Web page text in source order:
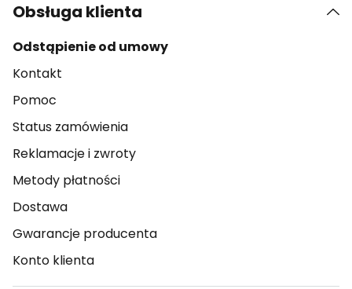
Obsługa klienta
Odstąpienie od umowy
Kontakt
Pomoc
Status zamówienia
Reklamacje i zwroty
Metody płatności
Dostawa
Gwarancje producenta
Konto klienta